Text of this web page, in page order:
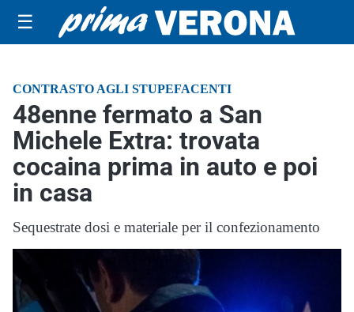
☰
CONTRASTO AGLI STUPEFACENTI
48enne fermato a San
Michele Extra: trovata
cocaina prima in auto e poi
in casa
Sequestrate dosi e materiale per il confezionamento